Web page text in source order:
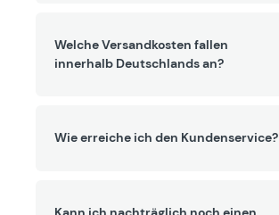
Welche Versandkosten fallen
innerhalb Deutschlands an?
Wie erreiche ich den Kundenservice?